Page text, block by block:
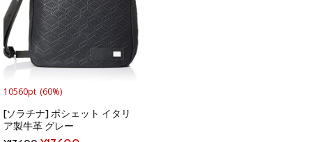
10560pt (60%)
[ソラチナ] ポシェット イタリ
ア製牛革 グレー